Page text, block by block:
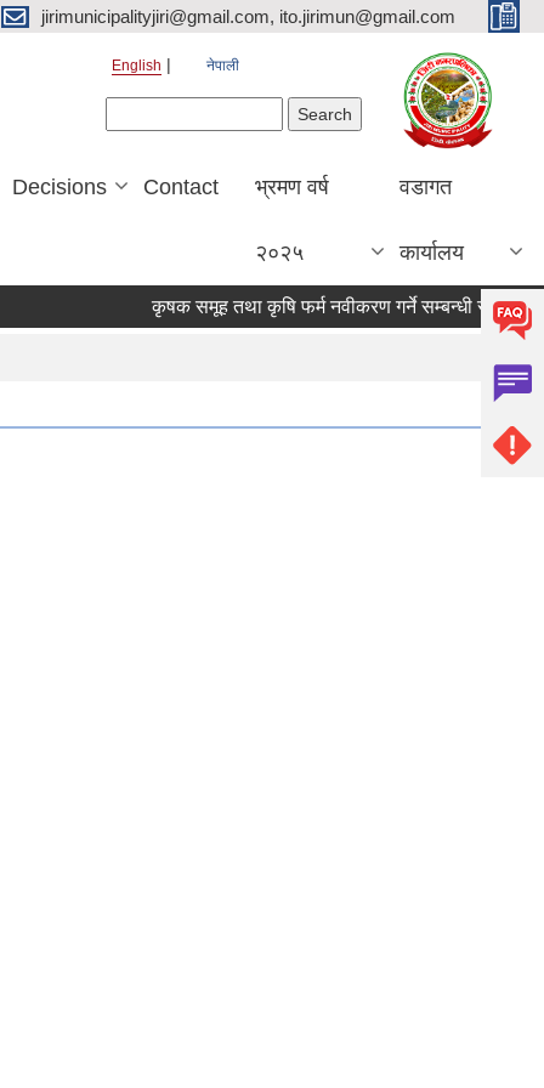
jirimunicipalityjiri@gmail.com, ito.jirimun@gmail.com
English नेपाली
Decisions Contact भ्रमण वर्ष
२०२५
वडागत
कार्यालय
कृषक समूह तथा कृषि फर्म नवीकरण गर्ने सम्बन्धी सूचना !!!!